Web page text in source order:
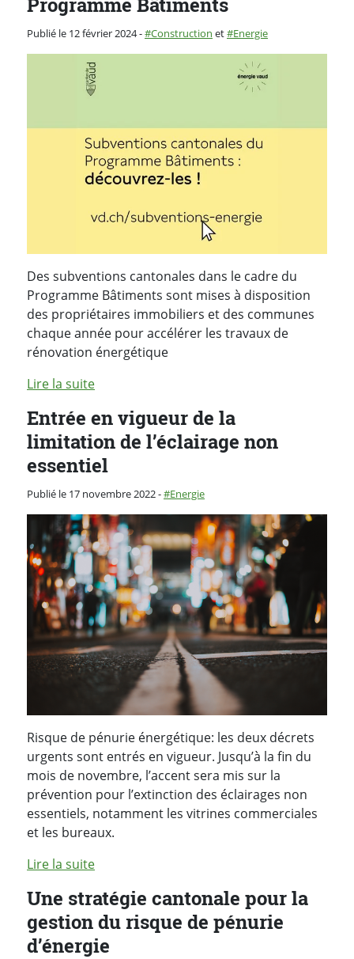
Publié le 12 février 2024-Catégorie :
Construction et Energie
Des subventions cantonales dans le cadre du
Programme Bâtiments sont mises à disposition
des propriétaires immobiliers et des communes
chaque année pour accélérer les travaux de
rénovation énergétique
Lire la suite
Entrée en vigueur de la
limitation de l’éclairage non
essentiel
Publié le 17 novembre 2022-Catégorie :
Energie
Risque de pénurie énergétique: les deux décrets
urgents sont entrés en vigueur. Jusqu’à la fin du
mois de novembre, l’accent sera mis sur la
prévention pour l’extinction des éclairages non
essentiels, notamment les vitrines commerciales
et les bureaux.
Lire la suite
Une stratégie cantonale pour la
gestion du risque de pénurie
d’énergie